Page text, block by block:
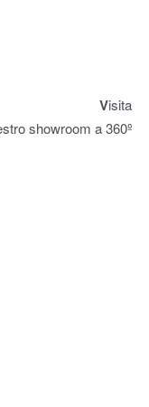
Visita
showroom a 360º